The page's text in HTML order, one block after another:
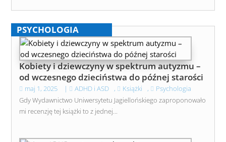
PSYCHOLOGIA
Kobiety i dziewczyny w spektrum autyzmu –
od wczesnego dzieciństwa do późnej starości
maj 1, 2025 | ADHD i ASD , Książki ,
Psychologia
Gdy Wydawnictwo Uniwersytetu Jagiellońskiego zaproponowało
mi recenzję tej książki to z jednej...